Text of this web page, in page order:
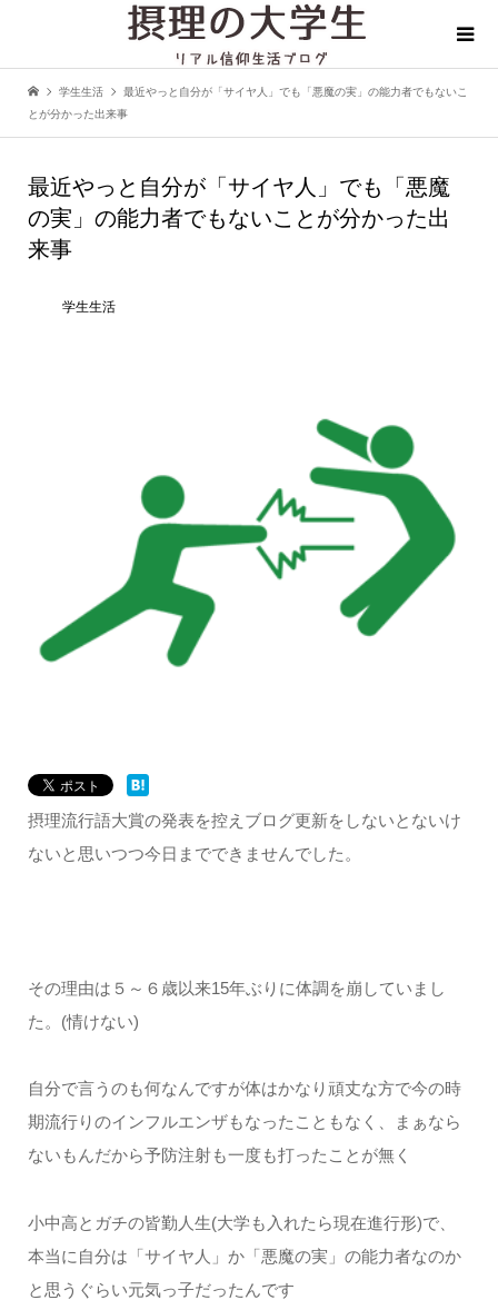
学生生活
最近やっと自分が「サイヤ人」でも「悪魔の実」の能力者でもないこ
とが分かった出来事
最近やっと自分が「サイヤ人」でも「悪魔
の実」の能力者でもないことが分かった出
来事
学生生活
摂理流行語大賞の発表を控えブログ更新をしないとないけ
ないと思いつつ今日までできませんでした。
その理由は５～６歳以来15年ぶりに体調を崩していまし
た。(情けない)
自分で言うのも何なんですが体はかなり頑丈な方で今の時
期流行りのインフルエンザもなったこともなく、まぁなら
ないもんだから予防注射も一度も打ったことが無く
小中高とガチの皆勤人生(大学も入れたら現在進行形)で、
本当に自分は「サイヤ人」か「悪魔の実」の能力者なのか
と思うぐらい元気っ子だったんです